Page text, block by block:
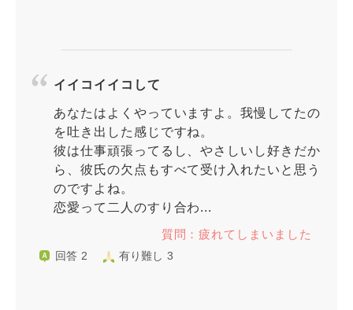
イイコイイコして
あなたはよくやっていますよ。我慢してたの
を吐き出した感じですね。
彼は仕事頑張ってるし、やさしいし好きだか
ら、彼氏の欠点もすべて受け入れたいと思う
のですよね。
恋愛って二人のすり合わ...
質問：疲れてしまいました
回答 2 有り難し 3